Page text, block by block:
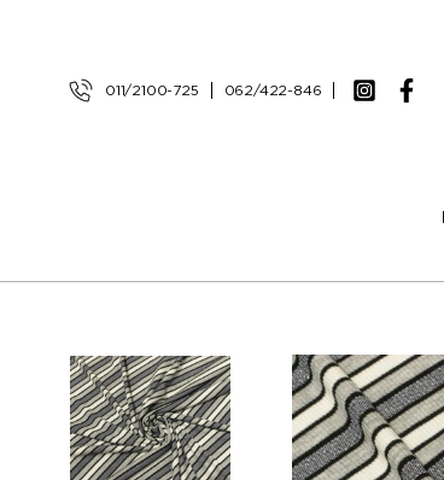
011/2100-725 062/422-846